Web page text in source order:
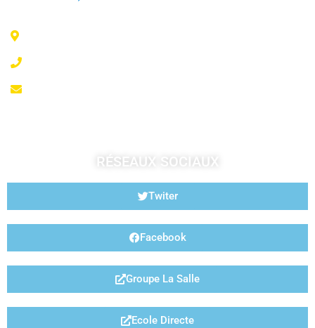
RÉSEAUX SOCIAUX
Twiter
Facebook
Groupe La Salle
Ecole Directe